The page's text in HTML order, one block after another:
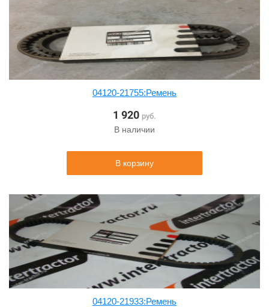
04120-21755:Ремень
1 920 руб.
В наличии
В корзину
04120-21933:Ремень